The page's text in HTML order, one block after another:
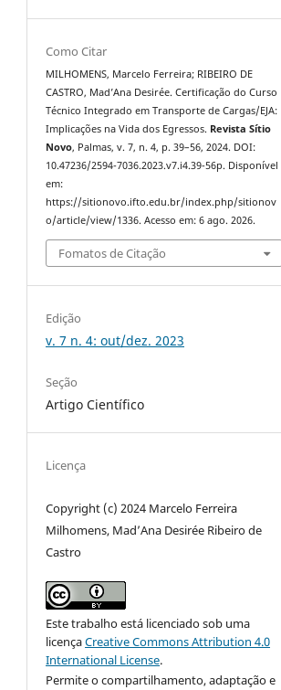
Como Citar
MILHOMENS, Marcelo Ferreira; RIBEIRO DE
CASTRO, Mad’Ana Desirée. Certificação do Curso
Técnico Integrado em Transporte de Cargas/EJA:
Implicações na Vida dos Egressos. Revista Sítio
Novo, Palmas, v. 7, n. 4, p. 39–56, 2024. DOI:
10.47236/2594-7036.2023.v7.i4.39-56p. Disponível
em:
https://sitionovo.ifto.edu.br/index.php/sitionov
o/article/view/1336. Acesso em: 6 ago. 2026.
Fomatos de Citação
Edição
v. 7 n. 4: out/dez. 2023
Seção
Artigo Científico
Licença
Copyright (c) 2024 Marcelo Ferreira
Milhomens, Mad’Ana Desirée Ribeiro de
Castro
Este trabalho está licenciado sob uma
licençaCreative Commons Attribution 4.0
International License.
Permite o compartilhamento, adaptação e